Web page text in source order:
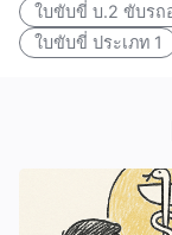
ใบขับขี่ บ.2 ขับรถ
ใบขับขี่ ประเภท 1